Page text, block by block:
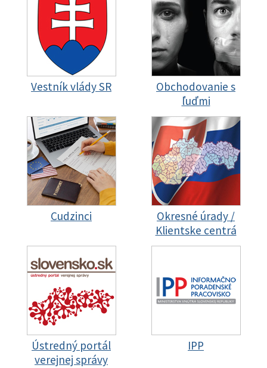
Vestník vlády SR
Obchodovanie s
ľuďmi
Cudzinci
Okresné úrady /
Klientske centrá
Ústredný portál
verejnej správy
IPP